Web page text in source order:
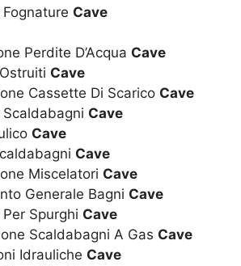
Cave
Perdite D’Acqua Cave
Cave
Cassette Di Scarico Cave
Cave
Cave
Cave
Miscelatori Cave
Generale Bagni Cave
Spurghi Cave
Scaldabagni A Gas Cave
Idrauliche Cave